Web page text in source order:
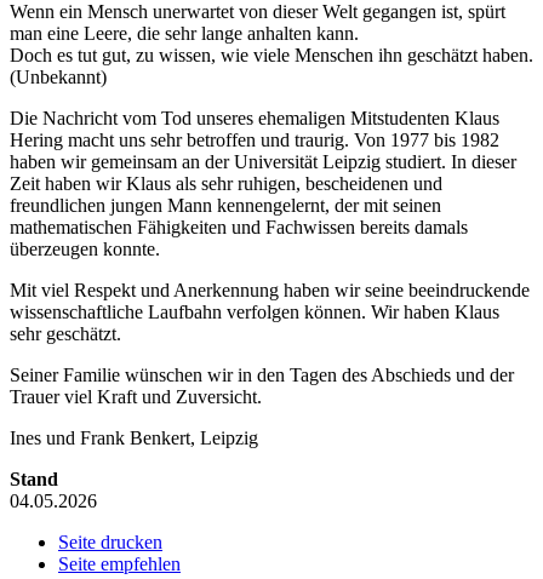
Wenn ein Mensch unerwartet von dieser Welt gegangen ist, spürt
man eine Leere, die sehr lange anhalten kann.
Doch es tut gut, zu wissen, wie viele Menschen ihn geschätzt haben.
(Unbekannt)
Die Nachricht vom Tod unseres ehemaligen Mitstudenten Klaus
Hering macht uns sehr betroffen und traurig. Von 1977 bis 1982
haben wir gemeinsam an der Universität Leipzig studiert. In dieser
Zeit haben wir Klaus als sehr ruhigen, bescheidenen und
freundlichen jungen Mann kennengelernt, der mit seinen
mathematischen Fähigkeiten und Fachwissen bereits damals
überzeugen konnte.
Mit viel Respekt und Anerkennung haben wir seine beeindruckende
wissenschaftliche Laufbahn verfolgen können. Wir haben Klaus
sehr geschätzt.
Seiner Familie wünschen wir in den Tagen des Abschieds und der
Trauer viel Kraft und Zuversicht.
Ines und Frank Benkert, Leipzig
Stand
04.05.2026
Seite drucken
Seite empfehlen